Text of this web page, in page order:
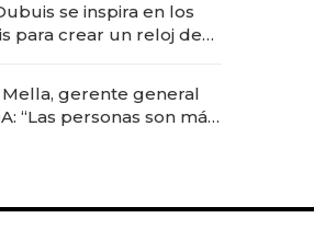
se inspira en los
para crear un reloj de
Mella, gerente general
“Las personas son más